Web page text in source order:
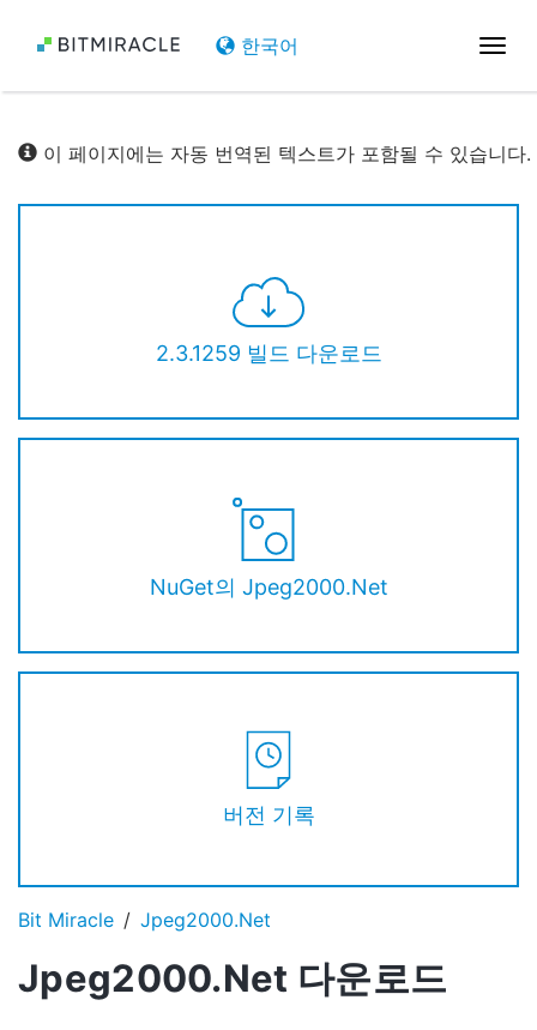
한국어
탐
이 페이지에는 자동 번역된 텍스트가 포함될 수 있습니다.
2.3.1259 빌드 다운로드
NuGet의 Jpeg2000.Net
버전 기록
Bit Miracle Jpeg2000.Net
Jpeg2000.Net 다운로드